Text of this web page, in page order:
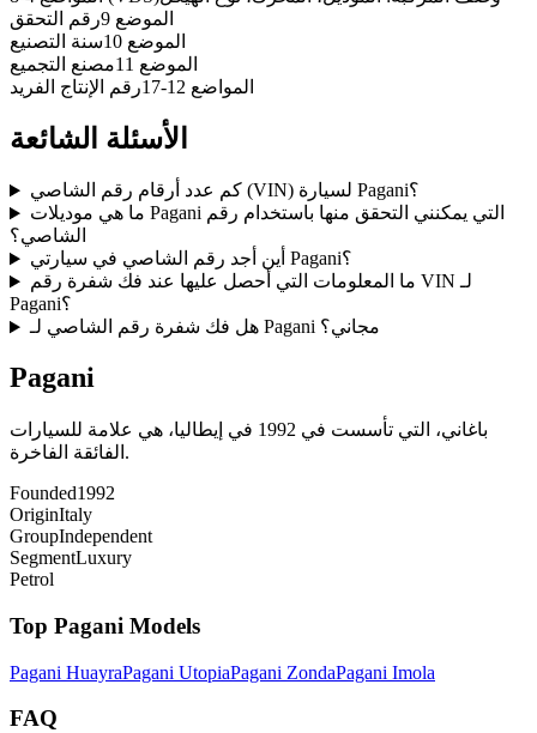
الموضع 9
رقم التحقق
الموضع 10
سنة التصنيع
الموضع 11
مصنع التجميع
المواضع 12-17
رقم الإنتاج الفريد
الأسئلة الشائعة
كم عدد أرقام رقم الشاصي (VIN) لسيارة Pagani؟
ما هي موديلات Pagani التي يمكنني التحقق منها باستخدام رقم
الشاصي؟
أين أجد رقم الشاصي في سيارتي Pagani؟
ما المعلومات التي أحصل عليها عند فك شفرة رقم VIN لـ
Pagani؟
هل فك شفرة رقم الشاصي لـ Pagani مجاني؟
Pagani
باغاني، التي تأسست في 1992 في إيطاليا، هي علامة للسيارات
الفائقة الفاخرة.
Founded1992
OriginItaly
GroupIndependent
SegmentLuxury
Petrol
Top Pagani Models
Pagani HuayraPagani UtopiaPagani ZondaPagani Imola
FAQ